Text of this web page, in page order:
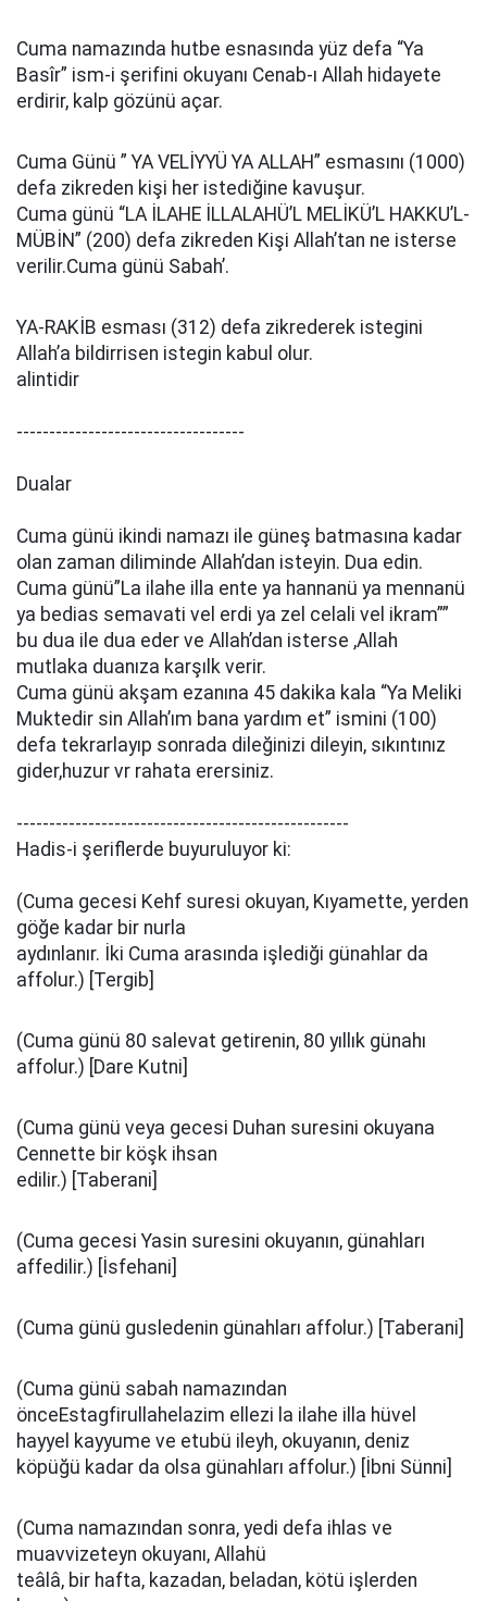
Cuma namazında hutbe esnasında yüz defa “Ya
Basîr” ism-i şerifini okuyanı Cenab-ı Allah hidayete
erdirir, kalp gözünü açar.
Cuma Günü ” YA VELİYYÜ YA ALLAH” esmasını (1000)
defa zikreden kişi her istediğine kavuşur.
Cuma günü “LA İLAHE İLLALAHÜ’L MELİKÜ’L HAKKU’L-
MÜBİN” (200) defa zikreden Kişi Allah’tan ne isterse
verilir.Cuma günü Sabah’.
YA-RAKİB esması (312) defa zikrederek istegini
Allah’a bildirrisen istegin kabul olur.
alintidir
-----------------------------------
Dualar
Cuma günü ikindi namazı ile güneş batmasına kadar
olan zaman diliminde Allah’dan isteyin. Dua edin.
Cuma günü”La ilahe illa ente ya hannanü ya mennanü
ya bedias semavati vel erdi ya zel celali vel ikram””
bu dua ile dua eder ve Allah’dan isterse ,Allah
mutlaka duanıza karşılk verir.
Cuma günü akşam ezanına 45 dakika kala “Ya Meliki
Muktedir sin Allah’ım bana yardım et” ismini (100)
defa tekrarlayıp sonrada dileğinizi dileyin, sıkıntınız
gider,huzur vr rahata erersiniz.
---------------------------------------------------
Hadis-i şeriflerde buyuruluyor ki:
(Cuma gecesi Kehf suresi okuyan, Kıyamette, yerden
göğe kadar bir nurla
aydınlanır. İki Cuma arasında işlediği günahlar da
affolur.) [Tergib]
(Cuma günü 80 salevat getirenin, 80 yıllık günahı
affolur.) [Dare Kutni]
(Cuma günü veya gecesi Duhan suresini okuyana
Cennette bir köşk ihsan
edilir.) [Taberani]
(Cuma gecesi Yasin suresini okuyanın, günahları
affedilir.) [İsfehani]
(Cuma günü gusledenin günahları affolur.) [Taberani]
(Cuma günü sabah namazından
önceEstagfirullahelazim ellezi la ilahe illa hüvel
hayyel kayyume ve etubü ileyh, okuyanın, deniz
köpüğü kadar da olsa günahları affolur.) [İbni Sünni]
(Cuma namazından sonra, yedi defa ihlas ve
muavvizeteyn okuyanı, Allahü
teâlâ, bir hafta, kazadan, beladan, kötü işlerden